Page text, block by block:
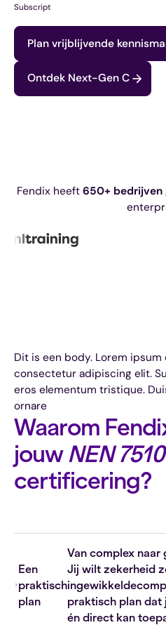
Subscript
Plan vrijblijvende
Ontdek Next-Gen C
Fendix heeft 650+ bedrijven
Dit is een body. Lorem
consectetur adipiscing elit.
eros elementum tristique.
ornare
Waarom
jouwNEN 7510
certificering?
Een
praktisch
plan
Van complex naar
Jij wilt zekerheid
praktisch plan
én direct kan